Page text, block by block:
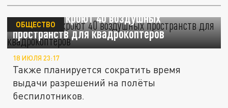
В России откроют 40 воздушных
пространств для квадрокоптеров
ОБЩЕСТВО
18 ИЮЛЯ 23:17
Также планируется сократить время
выдачи разрешений на полёты
беспилотников.